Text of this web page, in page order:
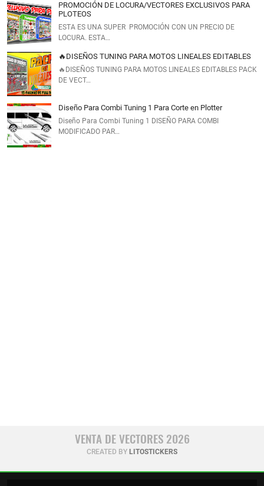
PROMOCIÓN DE LOCURA/VECTORES EXCLUSIVOS PARA
PLOTEOS
ESTA ES UNA SUPER PROMOCIÓN CON UN PRECIO DE
LOCURA. ESTA…
🔥DISEÑOS TUNING PARA MOTOS LINEALES EDITABLES
🔥DISEÑOS TUNING PARA MOTOS LINEALES EDITABLES PACK
DE VECT…
Diseño Para Combi Tuning 1 Para Corte en Plotter
Diseño Para Combi Tuning 1 DISEÑO PARA COMBI
MODIFICADO PAR…
VENTA DE VECTORES 2026
CREATED BY LITOSTICKERS